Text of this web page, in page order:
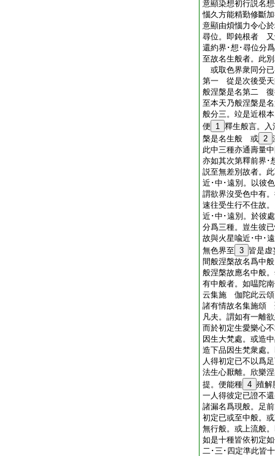
意顯染想初行説名
惱久方能精勤修斷
意顯由煩惱力令心
尋位。即鈍根者 又
還約界･想･尋位
至故名生般者。此
或取色界衆同分
第一 從是次後受天
般涅槃是名第二 復
至本天乃般涅槃是
般分三。竝是近根
便
1 釋生般言。入
槃是名生般 或 2
此中三種亦通壽量
亦如其次第釋前
説至無差別故者。
近･中･遠別。以彼
謂欲界沒受色中有
速往受生行不住故
近･中･遠別。於彼
分爲三種。豈生彼
故與火星喩近･中
無色界至 3 皆是虚
間般涅槃故名爲中
般涅槃故應名中般
有中般者。如嗢陀
云集施 伽陀此云頌
諸有情故名集施頌
凡夫。謂如有一離
而於初定生愛樂心
因生大梵處。或造
造下品因生梵衆處
人得初定已不以爲
法生心厭離。欣樂
提。便能種 4 殖解
一人得彼定已證不
諸漏名爲現般。足
初定已或至中般。
無行般。或上流般
如是十種皆依初定
二･三･四定準此皆